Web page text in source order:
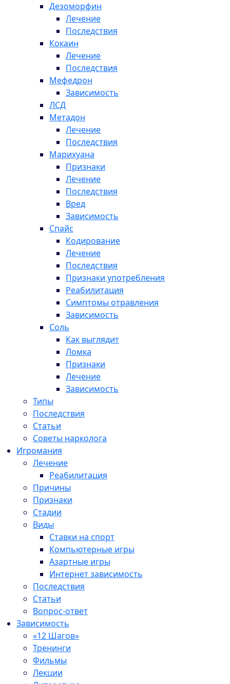
Дезоморфин
Лечение
Последствия
Кокаин
Лечение
Последствия
Мефедрон
Зависимость
ЛСД
Метадон
Лечение
Последствия
Марихуана
Признаки
Лечение
Последствия
Вред
Зависимость
Спайс
Кодирование
Лечение
Последствия
Признаки употребления
Реабилитация
Симптомы отравления
Зависимость
Соль
Как выглядит
Ломка
Признаки
Лечение
Зависимость
Типы
Последствия
Статьи
Советы нарколога
Игромания
Лечение
Реабилитация
Причины
Признаки
Стадии
Виды
Ставки на спорт
Компьютерные игры
Азартные игры
Интернет зависимость
Последствия
Статьи
Вопрос-ответ
Зависимость
«12 Шагов»
Тренинги
Фильмы
Лекции